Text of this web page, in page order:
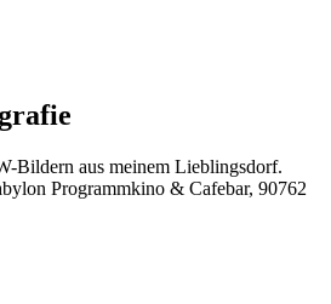
Bil­dern aus mei­nem Lieb­lings­dorf.
Pro­gramm­ki­no & Ca­fe­bar, 90762